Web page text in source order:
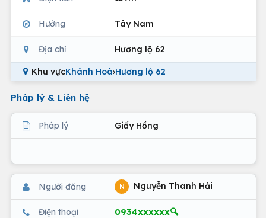
Hướng Tây Nam
Địa chỉ Hương lộ 62
Khu vựcKhánh Hoà›Hương lộ 62
Pháp lý & Liên hệ
Pháp lý Giấy Hồng
Người đăng N Nguyễn Thanh Hải
Điện thoại 0934xxxxxx🔍